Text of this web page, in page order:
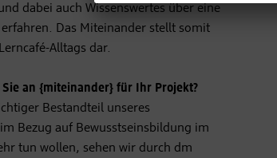
dabei auch Wissenswertes über eine
Das Miteinander stellt somit
Alltags dar.
an {miteinander} für Ihr Projekt?
Bestandteil unseres
Bezug auf Bewusstseinsbildung im
tun wollen, sehen wir durch dm